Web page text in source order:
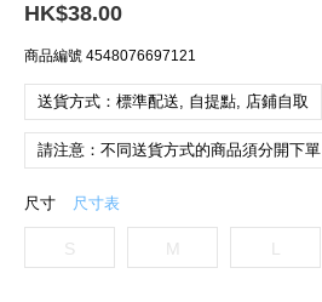
HK$38.00
商品編號 4548076697121
送貨方式：標準配送, 自提點, 店鋪自取
請注意：不同送貨方式的商品須分開下單
尺寸 尺寸表
S M